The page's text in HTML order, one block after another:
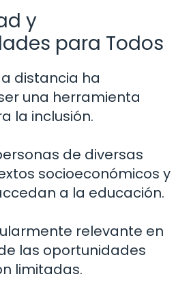
y
para Todos
distancia ha
una herramienta
la inclusión.
de diversas
socioeconómicos y
a la educación.
relevante en
las oportunidades
limitadas.